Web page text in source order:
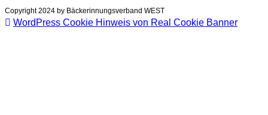
Copyright 2024 by Bäckerinnungsverband WEST
WordPress Cookie Hinweis von Real Cookie Banner